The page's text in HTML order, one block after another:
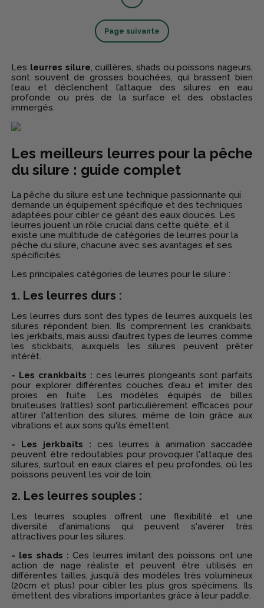
Page suivante
Les leurres silure, cuillères, shads ou poissons nageurs,
sont souvent de grosses bouchées, qui brassent bien
l’eau et déclenchent l’attaque des silures en eau
profonde ou près de la surface et des obstacles
immergés.
Les meilleurs leurres pour la pêche
du silure : guide complet
La pêche du silure est une technique passionnante qui
demande un équipement spécifique et des techniques
adaptées pour cibler ce géant des eaux douces. Les
leurres jouent un rôle crucial dans cette quête, et il
existe une multitude de catégories de leurres pour la
pêche du silure, chacune avec ses avantages et ses
spécificités.
Les principales catégories de leurres pour le silure :
1. Les leurres durs :
Les leurres durs sont des types de leurres auxquels les
silures répondent bien. Ils comprennent les crankbaits,
les jerkbaits, mais aussi d’autres types de leurres comme
les stickbaits, auxquels les silures peuvent prêter
intérêt.
- Les crankbaits : ces leurres plongeants sont parfaits
pour explorer différentes couches d'eau et imiter des
proies en fuite. Les modèles équipés de billes
bruiteuses (rattles) sont particulièrement efficaces pour
attirer l'attention des silures, même de loin grâce aux
vibrations et aux sons qu'ils émettent.
- Les jerkbaits : ces leurres à animation saccadée
peuvent être redoutables pour provoquer l'attaque des
silures, surtout en eaux claires et peu profondes, où les
poissons peuvent les voir de loin.
2. Les leurres souples :
Les leurres souples offrent une flexibilité et une
diversité d'animations qui peuvent s'avérer très
attractives pour les silures.
- les shads : Ces leurres imitant des poissons ont une
action de nage réaliste et peuvent être utilisés en
différentes tailles, jusqu’à des modèles très volumineux
(20cm et plus) pour cibler les plus gros spécimens. Ils
émettent des vibrations importantes grâce à leur paddle.